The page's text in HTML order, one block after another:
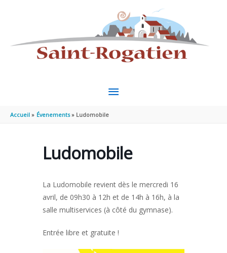
MENU
PRINCIPAL
Accueil Évenements Ludomobile
Ludomobile
La Ludomobile revient dès le mercredi 16
avril, de 09h30 à 12h et de 14h à 16h, à la
salle multiservices (à côté du gymnase).
Entrée libre et gratuite !